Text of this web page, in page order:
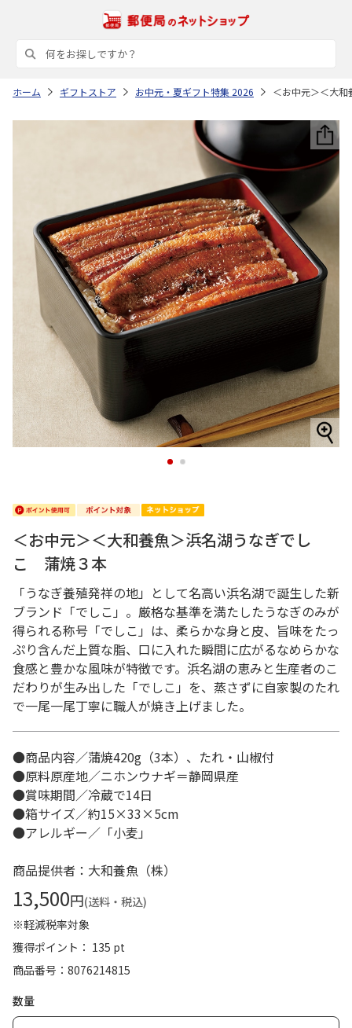
ホーム ギフトストア お中元・夏ギフト特集 2026 ＜お中元＞＜大
1 2
＜お中元＞＜大和養魚＞浜名湖うなぎでし
こ 蒲焼３本
「うなぎ養殖発祥の地」として名高い浜名湖で誕生した新
ブランド「でしこ」。厳格な基準を満たしたうなぎのみが
得られる称号「でしこ」は、柔らかな身と皮、旨味をたっ
ぷり含んだ上質な脂、口に入れた瞬間に広がるなめらかな
食感と豊かな風味が特徴です。浜名湖の恵みと生産者のこ
だわりが生み出した「でしこ」を、蒸さずに自家製のたれ
で一尾一尾丁寧に職人が焼き上げました。
●商品内容／蒲焼420g（3本）、たれ・山椒付
●原料原産地／ニホンウナギ＝静岡県産
●賞味期間／冷蔵で14日
●箱サイズ／約15×33×5cm
●アレルギー／「小麦」
商品提供者：大和養魚（株）
13,500円(送料・税込)
※軽減税率対象
獲得ポイント： 135 pt
商品番号
8076214815
数量